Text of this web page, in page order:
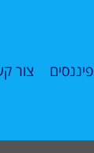
פיננסים צור